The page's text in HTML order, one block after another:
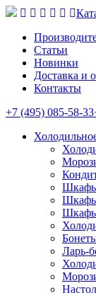
Статьи
Новинки
Доставка и
Контакты
+7 (495) 085-58-33
Шкафы
Ларь-